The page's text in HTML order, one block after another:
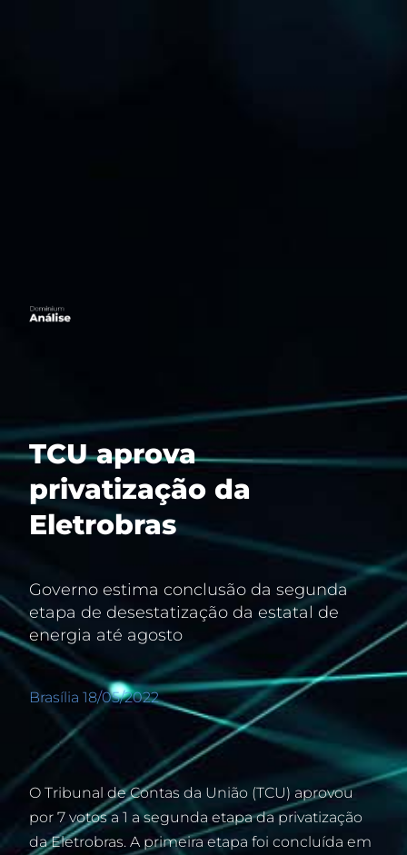
TCU aprova
privatização da
Eletrobras
Governo estima conclusão da segunda
etapa de desestatização da estatal de
energia até agosto
Brasília 18/05/2022
O Tribunal de Contas da União (TCU) aprovou
por 7 votos a 1 a segunda etapa da privatização
da Eletrobras. A primeira etapa foi concluída em